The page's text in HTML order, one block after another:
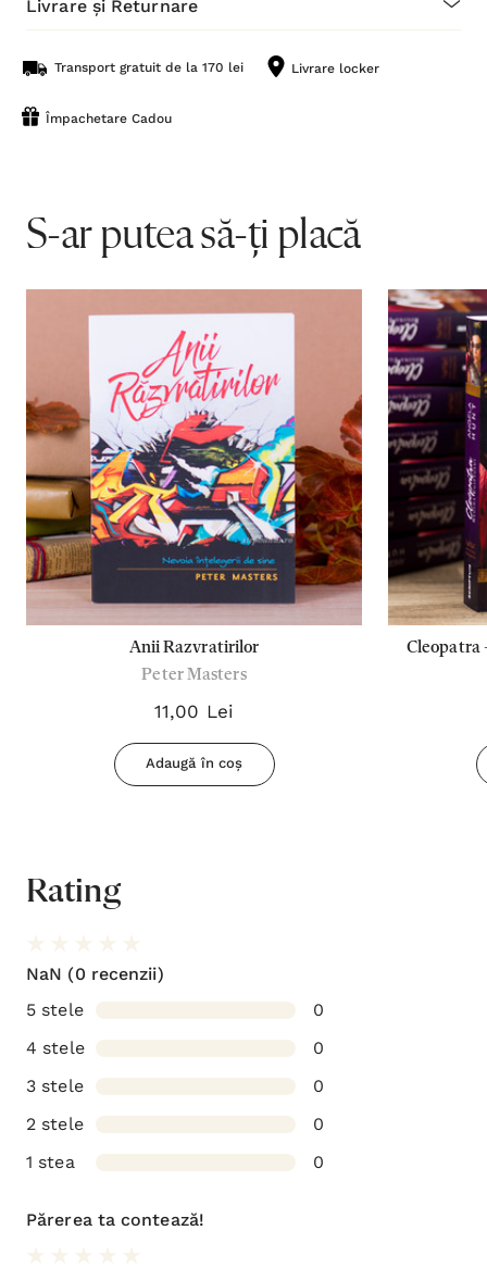
Livrare și Returnare
Transport gratuit de la 170 lei Livrare locker
Împachetare Cadou
S-ar putea să-ți placă
Anii Razvratirilor
Peter Masters
11,00 Lei
Adaugă în coș
Cleopatra - Regina Egiptului, Seria "Anii
Rating
NaN (0 recenzii)
5 stele
0
4 stele
0
3 stele
0
2 stele
0
1 stea
0
Părerea ta contează!